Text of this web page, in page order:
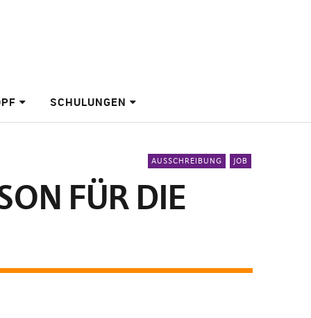
SCHULUNGEN
AUSSCHREIBUNG JOB
FÜR DIE